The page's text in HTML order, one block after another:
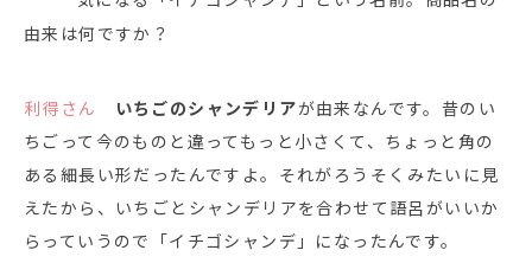
由来は何ですか？
利得さん いちごのシャンデリアが由来なんです。昔のい
ちごって今のものと違ってもっと小さくて、ちょっと角の
ある細長い形だったんですよ。それがろうそくみたいに見
えたから、いちごとシャンデリアを合わせて語呂がいいか
らっていうので「イチゴシャンデ」になったんです。